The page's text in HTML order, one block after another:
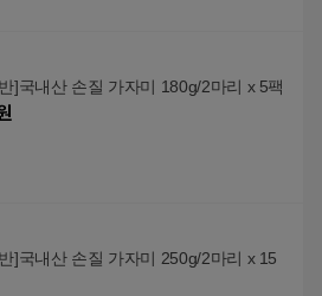
]국내산 손질 가자미 180g/2마리 x 5팩
]국내산 손질 가자미 250g/2마리 x 15